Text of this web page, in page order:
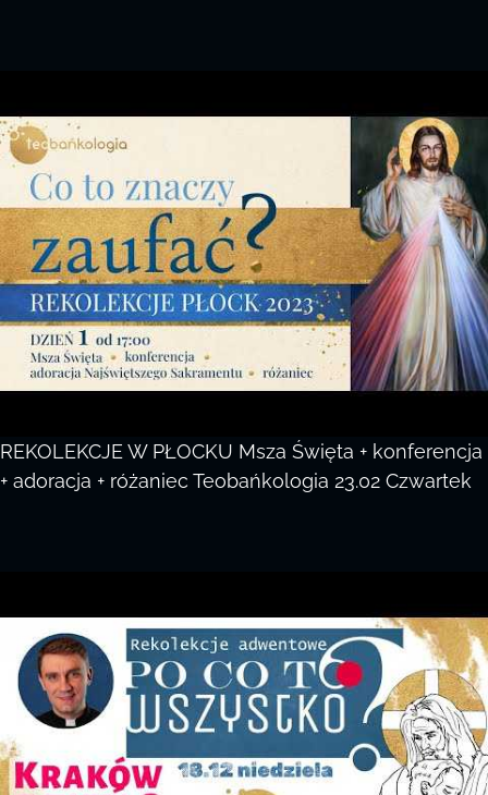
REKOLEKCJE W PŁOCKU Msza Święta + konferencja
+ adoracja + różaniec Teobańkologia 23.02 Czwartek